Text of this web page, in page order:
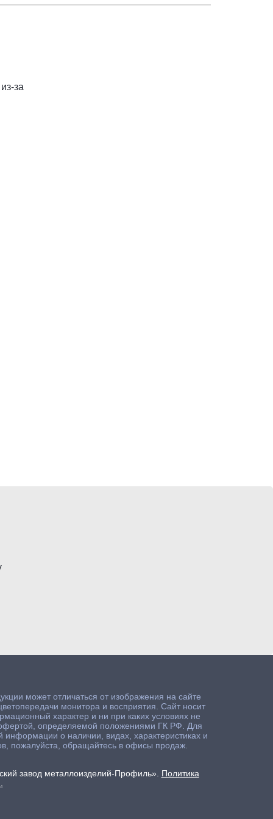
за
может отличаться от изображения на сайте
монитора и восприятия. Сайт носит
характер и ни при каких условиях не
определяемой положениями ГК РФ. Для
информации о наличии, видах, характеристиках и
пожалуйста, обращайтесь в офисы продаж.
завод металлоизделий-Профиль». Политика